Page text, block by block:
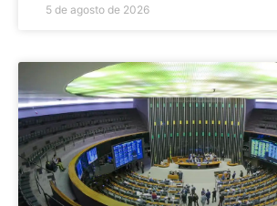
5 de agosto de 2026